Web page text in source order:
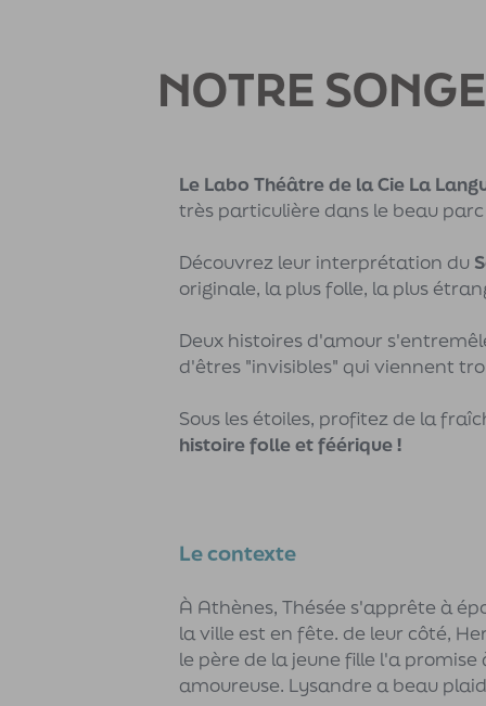
NOTRE SONGE
Le Labo Théâtre de la Cie La
très particulière dans le beau
Découvrez leur interprétation du
originale, la plus folle, la plus
Deux histoires d'amour
d'êtres "invisibles" qui viennent
Sous les étoiles, profitez de la
histoire folle et féérique !
Le contexte
À Athènes, Thésée s'apprête à
la ville est en fête. de leur côté,
le père de la jeune fille l'a
amoureuse. Lysandre a beau